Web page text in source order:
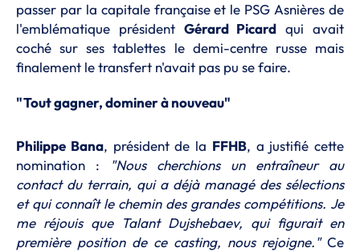
passer par la capitale française et le PSG Asnières de
l'emblématique président Gérard Picard qui avait
coché sur ses tablettes le demi-centre russe mais
finalement le transfert n'avait pas pu se faire.
"Tout gagner, dominer à nouveau"
Philippe Bana, président de la FFHB, a justifié cette
nomination :
"Nous cherchions un entraîneur au
contact du terrain, qui a déjà managé des sélections
et qui connaît le chemin des grandes compétitions. Je
me réjouis que Talant Dujshebaev, qui figurait en
première position de ce casting, nous rejoigne." Ce